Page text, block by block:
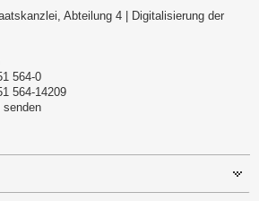
Abteilung 4 | Digitalisierung der
564-0
564-14209
senden